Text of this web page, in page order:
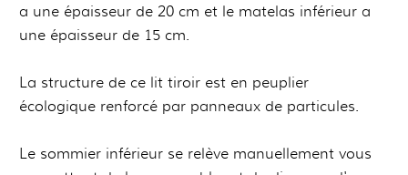
a une épaisseur de 20 cm et le matelas inférieur a
une épaisseur de 15 cm.
La structure de ce lit tiroir est en peuplier
écologique renforcé par panneaux de particules.
Le sommier inférieur se relève manuellement vous